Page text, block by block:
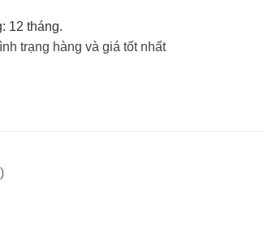
12 tháng.
trạng hàng và giá tốt nhất